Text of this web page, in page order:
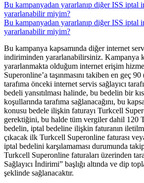
Bu kampanyadan yararlanıp diğer ISS iptal
yararlanabilir miyim?
Bu kampanyadan yararlanıp diğer ISS iptal
yararlanabilir miyim?
​Bu kampanya kapsamında diğer internet
indiriminden yararlanabilirsiniz. Kampanya
yararlanmakta olduğum internet erişim
Superonline’a taşınmasını takiben en geç
tarafıma önceki internet servis sağlayıcı
bedeli yansıtılması halinde, bu bedelin bir
koşullarında tarafıma sağlanacağını, bu
konusu bedele ilişkin faturayı Turkcell
gerektiğini, bu halde tüm vergiler dahil 120
bedelin, iptal bedeline ilişkin faturanın
çıkacak ilk Turkcell Superonline faturası
iptal bedelini karşılamaması durumunda
Turkcell Superonline faturaları üzerinden
Sağlayıcı İndirimi” başlığı altında ve dip
şeklinde sağlanacaktır.